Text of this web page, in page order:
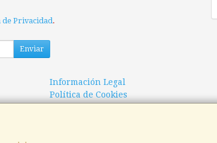
de Privacidad.
Enviar
Información Legal
Política de Cookies